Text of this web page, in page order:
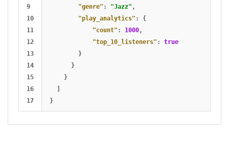
9
10
11
12
13
14
15
16
"genre" : "Jazz" ,
"play_analytics" :
{
"count" : 1000,
"top_10_listeners" :
true
}
}
}
}